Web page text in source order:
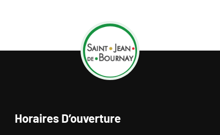
Horaires D’ouverture